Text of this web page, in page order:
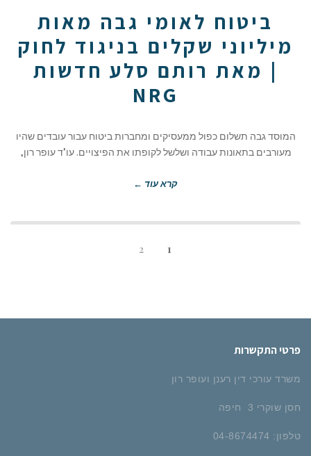
שקלים
בניגוד
לחוק
רותם
סלע
חדשות
ביטוח לאומי גבה מאות
מיליוני שקלים בניגוד לחוק
| מאת רותם סלע חדשות
NRG
המוסד גבה תשלום כפול ממעסיקים ומחברות ביטוח עבור עובדים שהיו
מעורבים בתאונות עבודה ושלשל לקופתו את הפיצויים. עו"ד עופר רון,
קרא עוד ←
1
2
פרטי התקשרות
משרד עורכי דין רענן ועופר רון
חסן שוקרי 3 חיפה
טלפון: 04-8674474